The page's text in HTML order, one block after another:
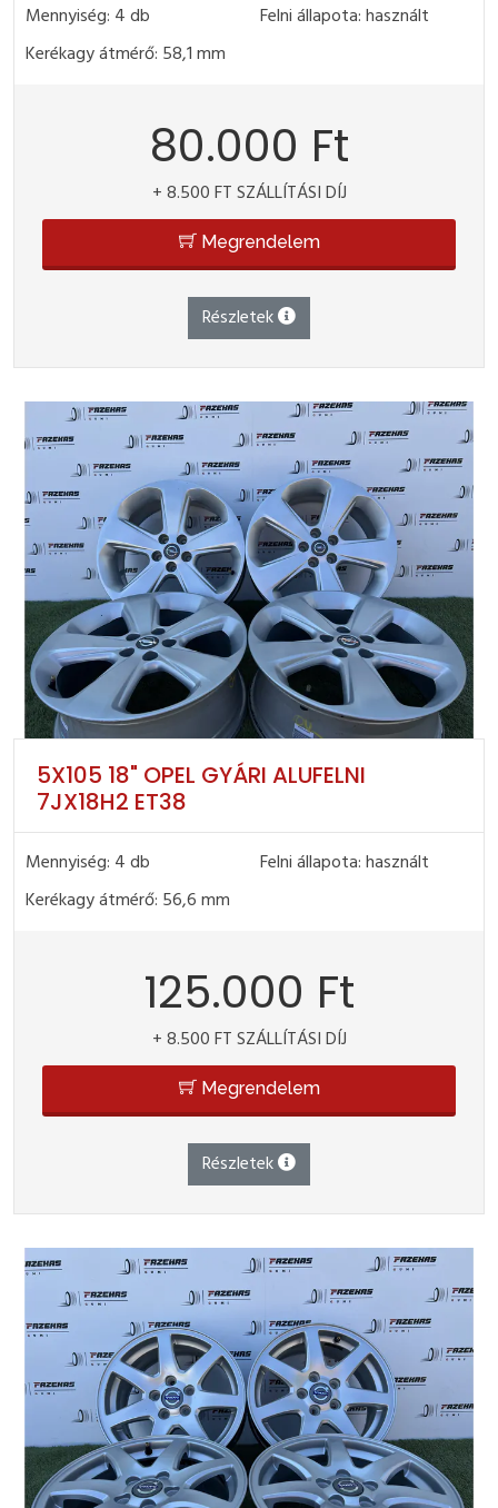
Mennyiség: 4 db
Felni állapota: használt
Kerékagy átmérő: 58,1 mm
80.000 Ft
+ 8.500 FT SZÁLLÍTÁSI DÍJ
Megrendelem
Részletek
5X105 18" OPEL GYÁRI ALUFELNI
7JX18H2 ET38
Mennyiség: 4 db
Felni állapota: használt
Kerékagy átmérő: 56,6 mm
125.000 Ft
+ 8.500 FT SZÁLLÍTÁSI DÍJ
Megrendelem
Részletek